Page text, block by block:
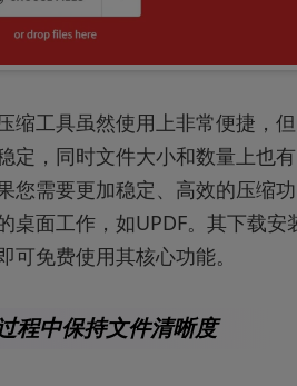
缩工具虽然使用上非常便捷，但
定，同时文件大小和数量上也有
您需要更加稳定、高效的压缩功
桌面工作，如UPDF。其下载安
可免费使用其核心功能。
程中保持文件清晰度